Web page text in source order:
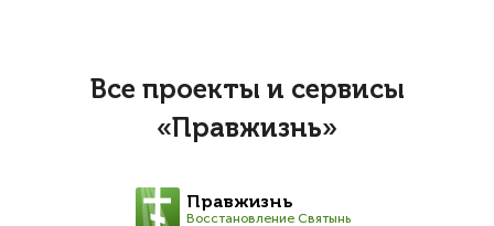
Все проекты и сервисы
«Правжизнь»
Правжизнь
Восстановление Святынь